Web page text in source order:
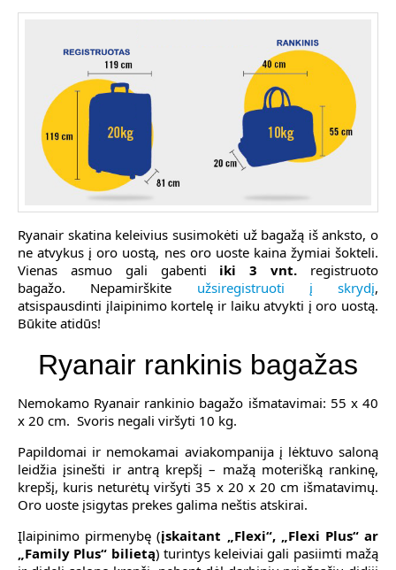
Ryanair skatina keleivius susimokėti už bagažą iš anksto, o
ne atvykus į oro uostą, nes oro uoste kaina žymiai šokteli.
Vienas asmuo gali gabenti iki 3 vnt. registruoto
bagažo. Nepamirškite užsiregistruoti į skrydį,
atsispausdinti įlaipinimo kortelę ir laiku atvykti į oro uostą.
Būkite atidūs!
Ryanair rankinis bagažas
Nemokamo Ryanair rankinio bagažo išmatavimai: 55 x 40
x 20 cm. Svoris negali viršyti 10 kg.
Papildomai ir nemokamai aviakompanija į lėktuvo saloną
leidžia įsinešti ir antrą krepšį – mažą moterišką rankinę,
krepšį, kuris neturėtų viršyti 35 x 20 x 20 cm išmatavimų.
Oro uoste įsigytas prekes galima neštis atskirai.
Įlaipinimo pirmenybę (įskaitant „Flexi“, „Flexi Plus“ ar
„Family Plus“ bilietą) turintys keleiviai gali pasiimti mažą